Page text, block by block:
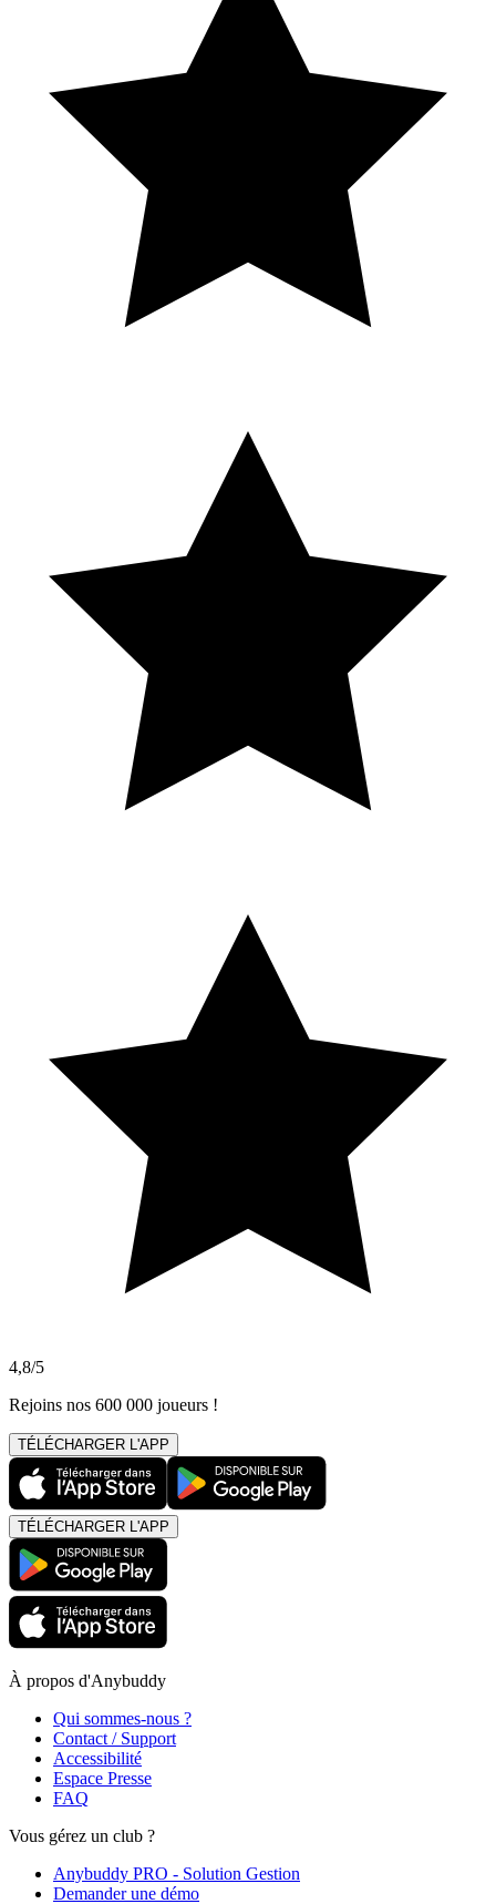
4,8/5
Rejoins nos 600 000 joueurs !
TÉLÉCHARGER L'APP
TÉLÉCHARGER L'APP
À propos d'Anybuddy
Qui sommes-nous ?
Contact / Support
Accessibilité
Espace Presse
FAQ
Vous gérez un club ?
Anybuddy PRO - Solution Gestion
Demander une démo